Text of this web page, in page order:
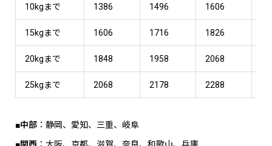
10kgまで 1386 1496 1606
15kgまで 1606 1716 1826
20kgまで 1848 1958 2068
25kgまで 2068 2178 2288
■中部：静岡、愛知、三重、岐阜
■関西 ：大阪、京都、滋賀、奈良、和歌山、兵庫